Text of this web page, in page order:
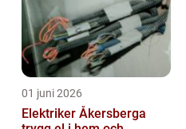
01 juni 2026
Elektriker Åkersberga